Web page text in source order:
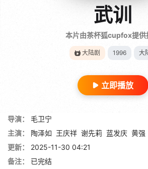
武训
本片由茶杯狐cupfox提供
大陆剧 1996 大
立即播放
导演：
毛卫宁
主演：
陶泽如 王庆祥 谢先莉 蓝发庆 黄强
更新：
2025-11-30 04:21
备注：
已完结